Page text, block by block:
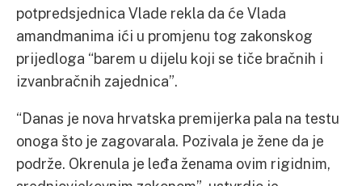
potpredsjednica Vlade rekla da će Vlada
amandmanima ići u promjenu tog zakonskog
prijedloga “barem u dijelu koji se tiče bračnih i
izvanbračnih zajednica”.
“Danas je nova hrvatska premijerka pala na testu
onoga što je zagovarala. Pozivala je žene da je
podrže. Okrenula je leđa ženama ovim rigidnim,